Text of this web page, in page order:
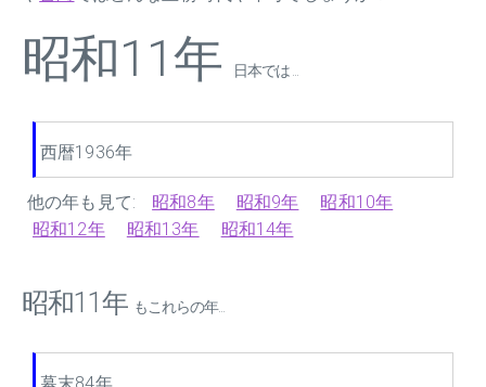
昭和11年 日本では ...
西暦1936年
他の年も見て: 昭和8年 昭和9年
昭和10年
昭和12年
昭和13年 昭和14年
昭和11年 もこれらの年...